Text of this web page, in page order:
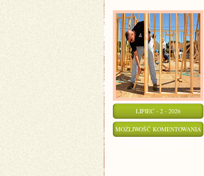
LIPIEC - 2 - 2026
MOŻLIWOŚĆ KOMENTOWANIA